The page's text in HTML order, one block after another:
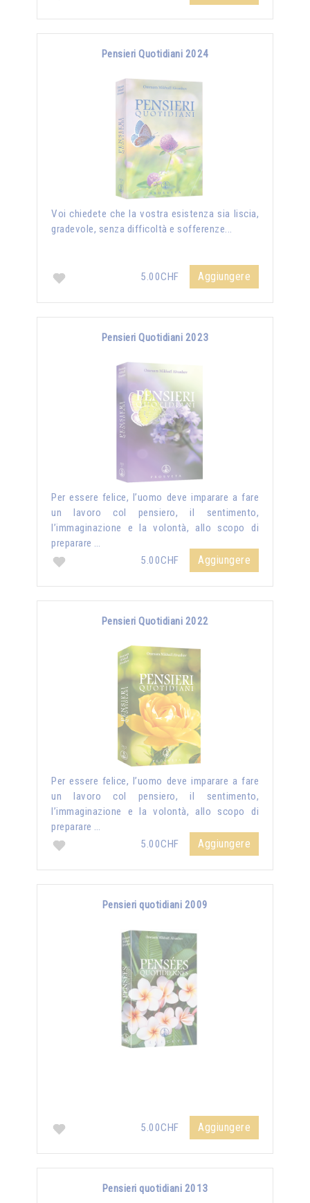
Pensieri Quotidiani 2024
Voi chiedete che la vostra esistenza sia liscia,
gradevole, senza difficoltà e sofferenze...
5.00CHF Aggiungere
Pensieri Quotidiani 2023
Per essere felice, l’uomo deve imparare a fare
un lavoro col pensiero, il sentimento,
l’immaginazione e la volontà, allo scopo di
preparare …
5.00CHF
Aggiungere
Pensieri Quotidiani 2022
Per essere felice, l’uomo deve imparare a fare
un lavoro col pensiero, il sentimento,
l’immaginazione e la volontà, allo scopo di
preparare …
5.00CHF
Aggiungere
Pensieri quotidiani 2009
5.00CHF Aggiungere
Pensieri quotidiani 2013